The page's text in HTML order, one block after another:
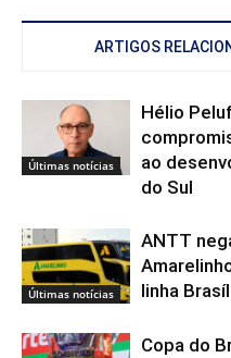
ARTIGOS
Últimas notícias
Hélio
ao
do Sul
Últimas notícias
ANTT
linha
Copa do